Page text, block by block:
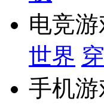
电竞游
世界
手机游